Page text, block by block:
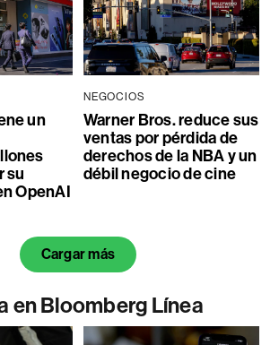
un
su
OpenAI
NEGOCIOS
Warner Bros. reduce sus
ventas por pérdida de
derechos de la NBA y un
débil negocio de cine
Cargar más
en Bloomberg Línea